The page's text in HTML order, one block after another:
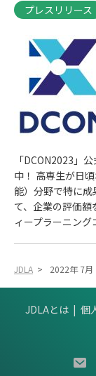
プレスリリース
「DCON2023」
中！ 高専生が日
能）分野で特に成
て、企業の評価
ィープラーニン
JDLA > 2022年 7月
JDLAとは 個